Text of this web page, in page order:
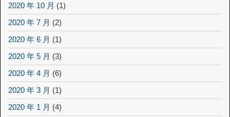
2020 年 10 月 (1)
2020 年 7 月 (2)
2020 年 6 月 (1)
2020 年 5 月 (3)
2020 年 4 月 (6)
2020 年 3 月 (1)
2020 年 1 月 (4)